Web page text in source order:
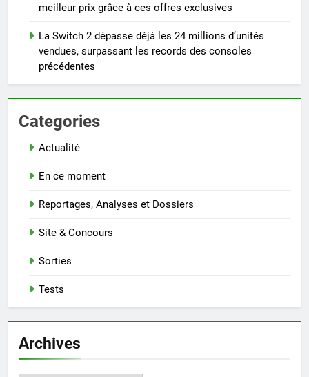
meilleur prix grâce à ces offres exclusives
La Switch 2 dépasse déjà les 24 millions d’unités
vendues, surpassant les records des consoles
précédentes
Categories
Actualité
En ce moment
Reportages, Analyses et Dossiers
Site & Concours
Sorties
Tests
Archives